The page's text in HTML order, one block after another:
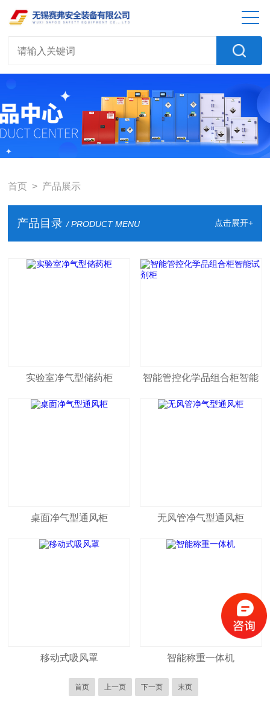
首页 > 产品展示
产品目录 / PRODUCT MENU 点击展开+
实验室净气型储药柜 智能管控化学品组合柜智能
试剂柜
桌面净气型通风柜 无风管净气型通风柜
移动式吸风罩 智能称重一体机
首页 上一页 下一页 末页